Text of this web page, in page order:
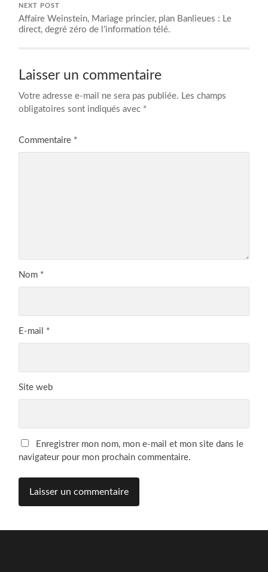
NEXT POST
Affaire Weinstein, Mariage princier, plan Banlieues : Le
direct, degré zéro de l’information télé.
Laisser un commentaire
Votre adresse e-mail ne sera pas publiée. Les champs
obligatoires sont indiqués avec *
Commentaire *
Nom *
E-mail *
Site web
Enregistrer mon nom, mon e-mail et mon site dans le
navigateur pour mon prochain commentaire.